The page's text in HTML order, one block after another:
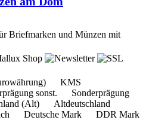
Briefmarken und Münzen mit
KMS
sonst. Sonderprägung
(Alt) Altdeutschland
Deutsche Mark DDR Mark